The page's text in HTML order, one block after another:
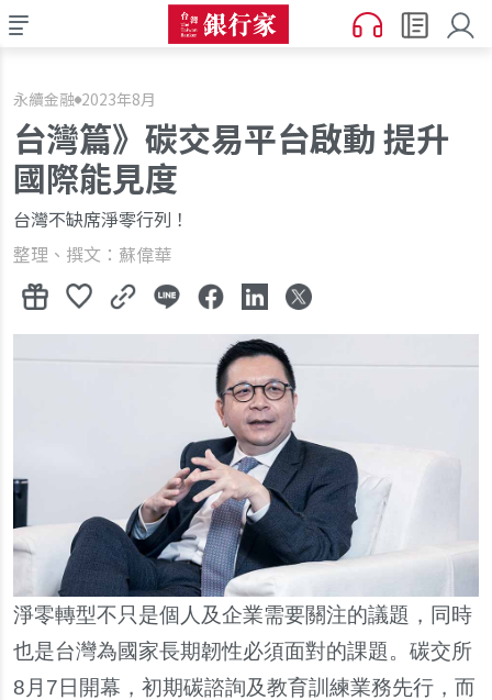
永續金融 2023年8月
台灣篇》碳交易平台啟動 提升
國際能見度
台灣不缺席淨零行列！
整理、撰文：蘇偉華
淨零轉型不只是個人及企業需要關注的議題，同時
也是台灣為國家長期韌性必須面對的課題。碳交所
8 月 7日開幕，初期碳諮詢及教育訓練業務先行，而